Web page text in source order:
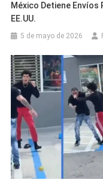
México Detiene Envíos
EE.UU.
5 de mayo de 2026